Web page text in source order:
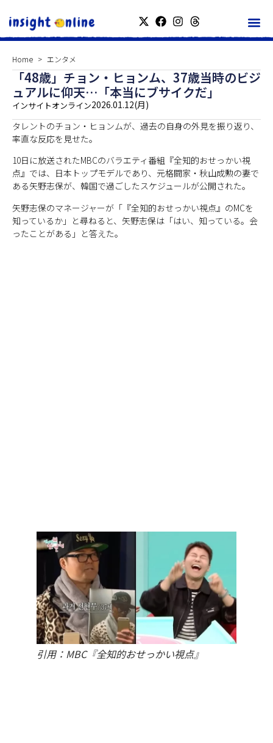
Home エンタメ
「48歳」チョン・ヒョンム、37歳当時のビジ
ュアルに仰天…「本当にブサイクだ」
インサイトオンライン2026.01.12(月)
タレントのチョン・ヒョンムが、過去の自身の外見を振り返り、
率直な反応を見せた。
10日に放送されたMBCのバラエティ番組『全知的おせっかい視
点』では、日本トップモデルであり、元格闘家・秋山成勲の妻で
ある矢野志保が、韓国で過ごしたスケジュールが公開された。
矢野志保のマネージャーが「『全知的おせっかい視点』のMCを
知っているか」と尋ねると、矢野志保は「はい、知っている。会
ったことがある」と答えた。
引用：MBC『全知的おせっかい視点』